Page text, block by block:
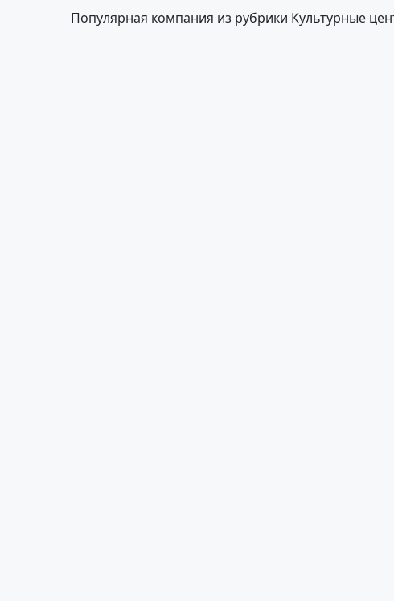
Популярная компания из рубрики Культурные